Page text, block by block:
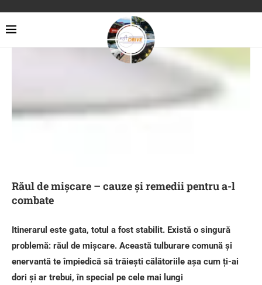
Răul de mișcare – cauze și remedii pentru a-l
combate
Itinerarul este gata, totul a fost stabilit. Există o singură
problemă: răul de mișcare. Această tulburare comună și
enervantă te împiedică să trăiești călătoriile așa cum ți-ai
dori și ar trebui, în special pe cele mai lungi